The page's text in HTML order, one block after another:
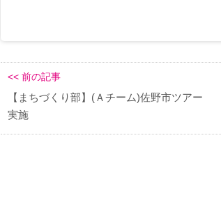
<< 前の記事
【まちづくり部】(Ａチーム)佐野市ツアー
実施